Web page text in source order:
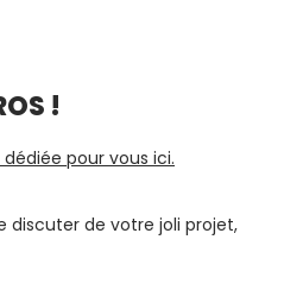
!
pour vous ici.
discuter de votre joli projet,